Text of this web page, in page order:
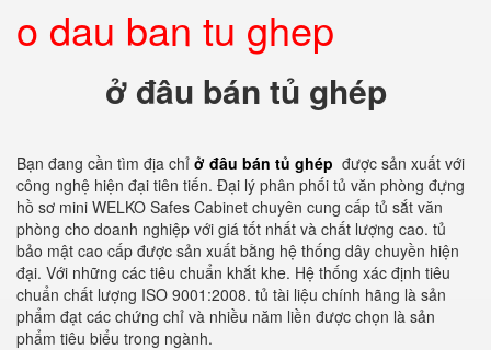
o dau ban tu ghep
ở đâu bán tủ ghép
Bạn đang cần tìm địa chỉ ở đâu bán tủ ghép được sản xuất với
công nghệ hiện đại tiên tiến. Đại lý phân phối tủ văn phòng đựng
hồ sơ mini WELKO Safes Cabinet chuyên cung cấp tủ sắt văn
phòng cho doanh nghiệp với giá tốt nhất và chất lượng cao. tủ
bảo mật cao cấp được sản xuất bằng hệ thống dây chuyền hiện
đại. Với những các tiêu chuẩn khắt khe. Hệ thống xác định tiêu
chuẩn chất lượng ISO 9001:2008. tủ tài liệu chính hãng là sản
phẩm đạt các chứng chỉ và nhiều năm liền được chọn là sản
phẩm tiêu biểu trong ngành.